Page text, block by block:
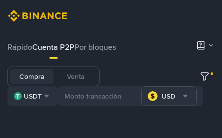
RápidoCuenta P2PPor bloques
Compra Venta
USDT USD